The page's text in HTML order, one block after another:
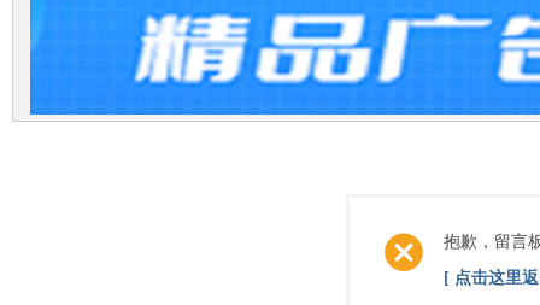
抱歉，留言
[ 点击这里